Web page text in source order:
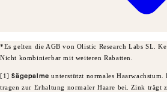
*Es gelten die AGB von Olistic Research Labs SL.
Nicht kombinierbar mit weiteren Rabatten.
[1]Sägepalme unterstützt normales
tragen zur Erhaltung normaler Haare bei.
Zink trägt